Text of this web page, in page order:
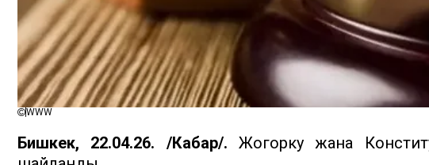
WWW
Бишкек, 22.04.26. /Кабар/. Жогорку жана